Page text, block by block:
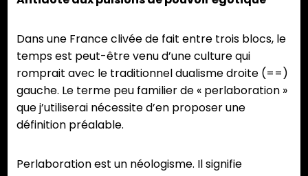
Dans une France clivée de fait entre trois blocs, le
temps est peut-être venu d’une culture qui
romprait avec le traditionnel dualisme droite (==)
gauche. Le terme peu familier de « perlaboration »
que j’utiliserai nécessite d’en proposer une
définition préalable.
Perlaboration est un néologisme. Il signifie